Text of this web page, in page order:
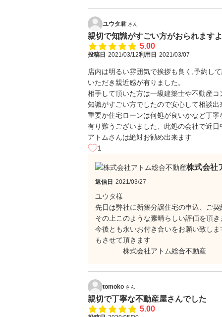
ユウタ君 さん
親切で知識がすごい方がおられます
5.00
投稿日 2021/03/12利用日 2021/03/07
店内は明るい雰囲気で挨拶も良く,予約し
いただき親近感が有りました。
相手して頂いた方は一級建築士や不動産
知識がすごい方でしたので安心して相談
重要か住宅ローンは何処が良いかなど丁
有り難うございました、此処の会社で近日
アトムさんは絶対お勧め出来ます
1
株式会社
返信日 2021/03/27
ユウタ様
先日は弊社に新築分譲住宅の申込、ご
その上このような素晴らしい評価を頂
今後とも永いお付き合いをお願い致し
もさせて頂きます
株式会社アトム総合不動産
tomoko さん
親切で丁寧な不動産屋さんでした
5.00